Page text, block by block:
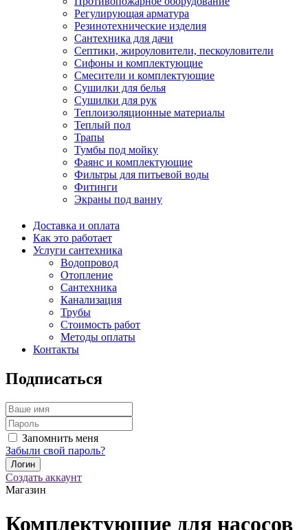
Регулирующая арматура
Резинотехнические изделия
Сантехника для дачи
Септики, жироуловители, пескоуловители
Сифоны и комплектующие
Смесители и комплектующие
Сушилки для белья
Сушилки для рук
Теплоизоляционные материалы
Теплый пол
Трапы
Тумбы под мойку
Фаянс и комплектующие
Фильтры для питьевой воды
Фитинги
Экраны под ванну
Доставка и оплата
Как это работает
Услуги сантехника
Водопровод
Отопление
Сантехника
Канализация
Трубы
Стоимость работ
Методы оплаты
Контакты
Подписаться
Запомнить меня
Забыли свой пароль?
Создать аккаунт
Магазин
Комплектующие для насосов